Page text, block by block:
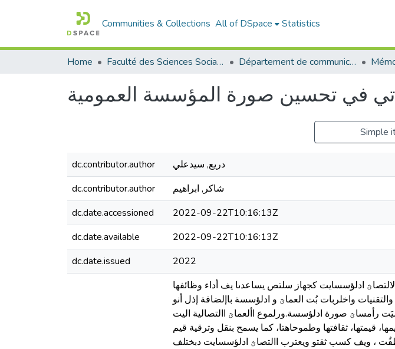
Communities & Collections All of DSpace Statistics
Home Faculté des Sciences Sociales Département de communication
في تحسين صورة المؤسسة العمومية
Simple
dc.contributor.author
دريع, سيدعلي
dc.contributor.author
شاكر, ابراهيم
dc.date.accessioned
2022-09-22T10:16:13Z
dc.date.available
2022-09-22T10:16:13Z
dc.date.issued
2022
لالتصاؿ ادلؤسسايت كجهاز سلتص يساعدىا يف أداء وظائفها
واخلربات بُت العماؿ و ادلؤسسة باإلضافة إذل أنو
رأمساؿ صورة ادلؤسسة.ورلموع األعماؿ االتصالية اليت
قيمتها، ثقافتها وطموحاهتا، كما يسمح بنقل وترقية قيم
، ويف كسب ثقتو ويعترب االتصاؿ ادلؤسسايت دبختلف